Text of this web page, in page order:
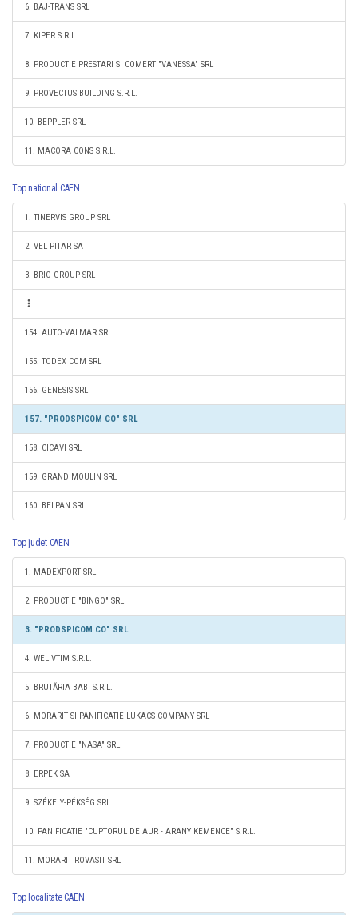
6. BAJ-TRANS SRL
7. KIPER S.R.L.
8. PRODUCTIE PRESTARI SI COMERT "VANESSA" SRL
9. PROVECTUS BUILDING S.R.L.
10. BEPPLER SRL
11. MACORA CONS S.R.L.
Top national CAEN
1. TINERVIS GROUP SRL
2. VEL PITAR SA
3. BRIO GROUP SRL
154. AUTO-VALMAR SRL
155. TODEX COM SRL
156. GENESIS SRL
157. "PRODSPICOM CO" SRL
158. CICAVI SRL
159. GRAND MOULIN SRL
160. BELPAN SRL
Top judet CAEN
1. MADEXPORT SRL
2. PRODUCTIE "BINGO" SRL
3. "PRODSPICOM CO" SRL
4. WELIVTIM S.R.L.
5. BRUTĂRIA BABI S.R.L.
6. MORARIT SI PANIFICATIE LUKACS COMPANY SRL
7. PRODUCTIE "NASA" SRL
8. ERPEK SA
9. SZÉKELY-PÉKSÉG SRL
10. PANIFICATIE "CUPTORUL DE AUR - ARANY KEMENCE" S.R.L.
11. MORARIT ROVASIT SRL
Top localitate CAEN